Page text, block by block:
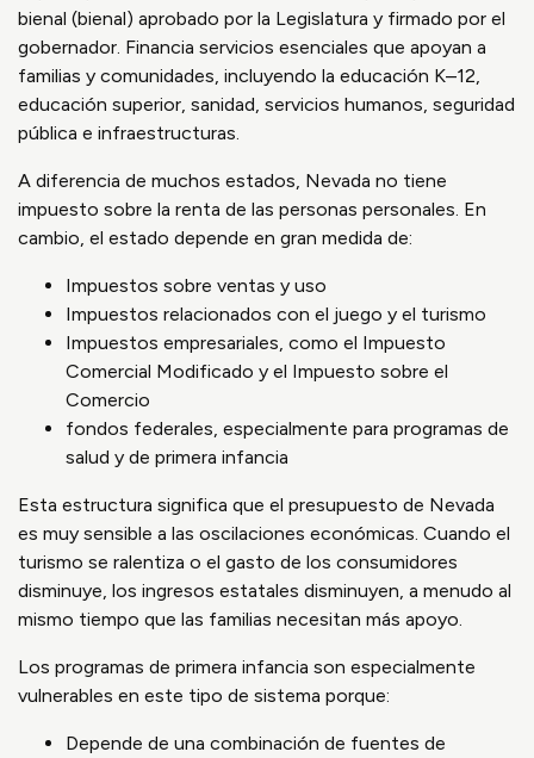
bienal (bienal) aprobado por la Legislatura y firmado por el
gobernador. Financia servicios esenciales que apoyan a
familias y comunidades, incluyendo la educación K–12,
educación superior, sanidad, servicios humanos, seguridad
pública e infraestructuras.
A diferencia de muchos estados, Nevada no tiene
impuesto sobre la renta de las personas personales. En
cambio, el estado depende en gran medida de:
Impuestos sobre ventas y uso
Impuestos relacionados con el juego y el turismo
Impuestos empresariales, como el Impuesto
Comercial Modificado y el Impuesto sobre el
Comercio
fondos federales, especialmente para programas de
salud y de primera infancia
Esta estructura significa que el presupuesto de Nevada
es muy sensible a las oscilaciones económicas. Cuando el
turismo se ralentiza o el gasto de los consumidores
disminuye, los ingresos estatales disminuyen, a menudo al
mismo tiempo que las familias necesitan más apoyo.
Los programas de primera infancia son especialmente
vulnerables en este tipo de sistema porque:
Depende de una combinación de fuentes de